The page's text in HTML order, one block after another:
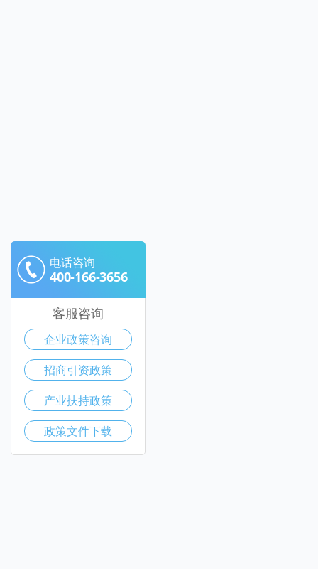
电话咨询
400-166-3656
客服咨询
企业政策咨询
招商引资政策
产业扶持政策
政策文件下载